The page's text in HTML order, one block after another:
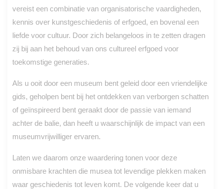
vereist een combinatie van organisatorische vaardigheden,
kennis over kunstgeschiedenis of erfgoed, en bovenal een
liefde voor cultuur. Door zich belangeloos in te zetten dragen
zij bij aan het behoud van ons cultureel erfgoed voor
toekomstige generaties.
Als u ooit door een museum bent geleid door een vriendelijke
gids, geholpen bent bij het ontdekken van verborgen schatten
of geïnspireerd bent geraakt door de passie van iemand
achter de balie, dan heeft u waarschijnlijk de impact van een
museumvrijwilliger ervaren.
Laten we daarom onze waardering tonen voor deze
onmisbare krachten die musea tot levendige plekken maken
waar geschiedenis tot leven komt. De volgende keer dat u